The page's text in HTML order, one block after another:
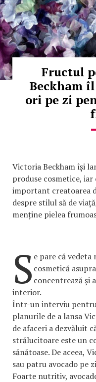
Fructul
Beckham
ori pe zi
Victoria Beckham își
produse cosmetice,
important creatoarea
despre stilul să de
menține pielea
S e pare că vedeta
cosmetică
concentrează și
interior.
Într-un interviu
planurile de a lansa
de afaceri a dezvăluit
strălucitoare este un
sănătoase. De aceea,
sau patru avocado pe
Foarte nutritiv,